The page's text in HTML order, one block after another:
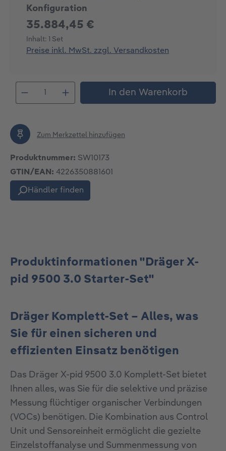
Konfiguration
35.884,45 €
Inhalt: 1 Set
Preise inkl. MwSt. zzgl. Versandkosten
In den Warenkorb
Zum Merkzettel hinzufügen
Produktnummer: SW10173
GTIN/EAN: 4226350881601
Händler finden
Produktinformationen "Dräger X-
pid 9500 3.0 Starter-Set"
Dräger Komplett-Set – Alles, was
Sie für einen sicheren und
effizienten Einsatz benötigen
Das Dräger X-pid 9500 3.0 Komplett-Set bietet
Ihnen alles, was Sie für die selektive und präzise
Messung flüchtiger organischer Verbindungen
(VOCs) benötigen. Die Kombination aus Control
Unit und Sensoreinheit ermöglicht die gezielte
Einzelstoffanalyse und Summenmessung von